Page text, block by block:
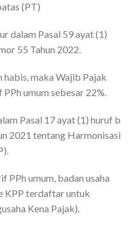
(PT)
dalam Pasal 59 ayat (1)
55 Tahun 2022.
maka Wajib Pajak
umum sebesar 22%.
Pasal 17 ayat (1) huruf b
2021 tentang Harmonisasi
PPh umum, badan usaha
KPP terdaftar untuk
Kena Pajak).